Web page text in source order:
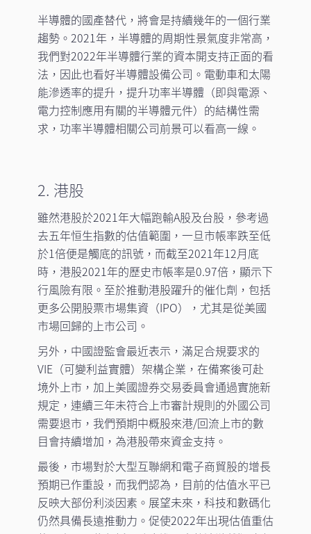
半導體的國產替代，將會是持續幾年的一個行業
趨勢。2021年，半導體的周期性景氣度非常高，
我們對2022年半導體行業的資本開支持正面的看
法，因此也看好半導體設備公司。電動車和太陽
能滲透率的提升，提升功率半導體（即與電源、
電力控制應用有關的半導體元件）的結構性需
求，功率半導體相關公司前景可以看高一線。
2. 港股
雖然港股於2021年大幅跑輸A股及台股，參考過
去五年恒生指數的估值範圍，一旦市帳率跌至低
於1倍便是觸底的訊號，而截至2021年12月底
時，港股2021年的歷史市帳率是0.97倍，顯示下
行風險有限。至於推動港股躍升的催化劑，包括
更多公開股票市場集資（IPO），尤其是從美國
市場回歸的上市公司。
另外，中國證監會最近表示，滿足合規要求的
VIE（可變利益實體）架構企業，在備案後可赴
境外上市，加上美國證券交易委員會通過實施新
規定，連續三年未符合上市審計規則的外國公司
需要退市，我們預期中概股來港/回流上市的數
目會持續增加，為港股帶來資金支持。
最後，市場對於大型互聯網和電子商貿股的增長
預期已作重設，而我們認為，目前的估值水平已
反映大部份利淡因素。展望未來，科技和數碼化
仍然具備長遠推動力。促使2022年出現估值重估